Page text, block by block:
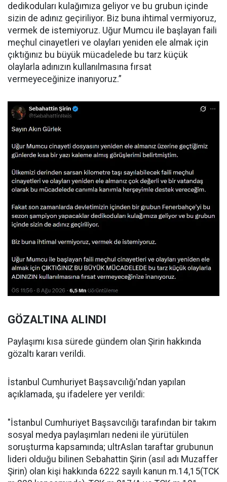
dedikoduları kulağımıza geliyor ve bu grubun içinde
sizin de adınız geçiriliyor. Biz buna ihtimal vermiyoruz,
vermek de istemiyoruz. Uğur Mumcu ile başlayan faili
meçhul cinayetleri ve olayları yeniden ele almak için
çıktığınız bu büyük mücadelede bu tarz küçük
olaylarla adınızın kullanılmasına fırsat
vermeyeceğinize inanıyoruz.”
GÖZALTINA ALINDI
Paylaşımı kısa sürede gündem olan Şirin hakkında
gözaltı kararı verildi.
İstanbul Cumhuriyet Başsavcılığı'ndan yapılan
açıklamada, şu ifadelere yer verildi:
"İstanbul Cumhuriyet Başsavcılığı tarafından bir takım
sosyal medya paylaşımları nedeni ile yürütülen
soruşturma kapsamında; ultrAslan taraftar grubunun
lideri olduğu bilinen Sebahattin Şirin (asıl adı Muzaffer
Şirin) olan kişi hakkında 6222 sayılı kanun m.14,15(TCK